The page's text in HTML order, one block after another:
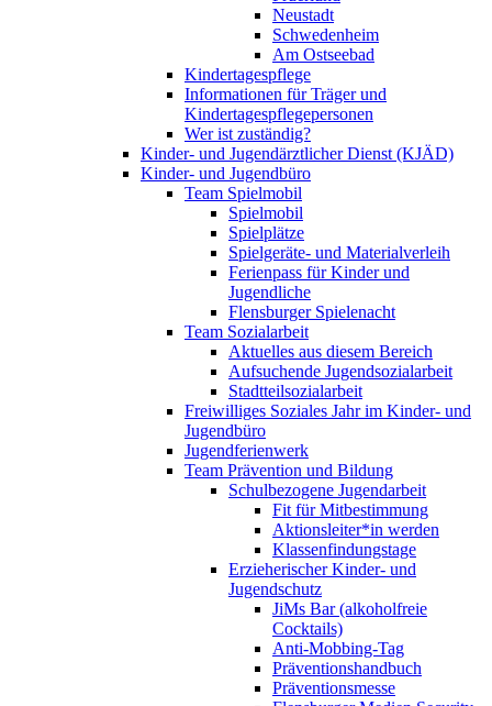
Neustadt
Schwedenheim
Am Ostseebad
Kindertagespflege
Informationen für Träger und
Kindertagespflegepersonen
Wer ist zuständig?
Kinder- und Jugendärztlicher Dienst (KJÄD)
Kinder- und Jugendbüro
Team Spielmobil
Spielmobil
Spielplätze
Spielgeräte- und Materialverleih
Ferienpass für Kinder und
Jugendliche
Flensburger Spielenacht
Team Sozialarbeit
Aktuelles aus diesem Bereich
Aufsuchende Jugendsozialarbeit
Stadtteilsozialarbeit
Freiwilliges Soziales Jahr im Kinder- und
Jugendbüro
Jugendferienwerk
Team Prävention und Bildung
Schulbezogene Jugendarbeit
Fit für Mitbestimmung
Aktionsleiter*in werden
Klassenfindungstage
Erzieherischer Kinder- und
Jugendschutz
JiMs Bar (alkoholfreie
Cocktails)
Anti-Mobbing-Tag
Präventionshandbuch
Präventionsmesse